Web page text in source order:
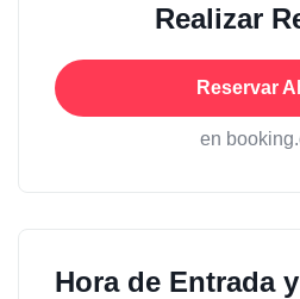
Realizar
Reservar
en
Hora de Entrada